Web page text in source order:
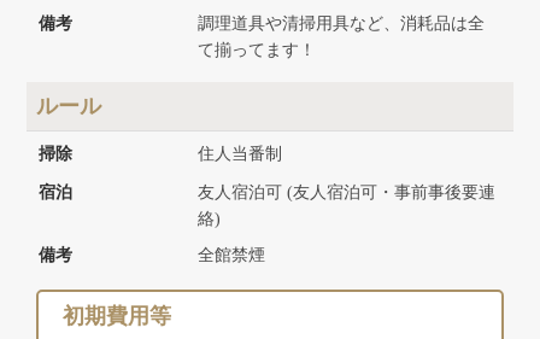
備考
調理道具や清掃用具など、消耗品は全
て揃ってます！
ルール
掃除 住人当番制
宿泊
友人宿泊可 (友人宿泊可・事前事後要連
絡)
備考
全館禁煙
初期費用等